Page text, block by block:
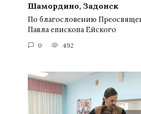
Шамордино, Задонск
По благословению
Павла епископа Ейского
0 492